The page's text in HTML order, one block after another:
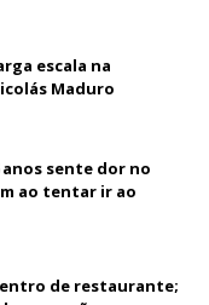
escala na
Maduro
anos sente dor no
ao tentar ir ao
de restaurante;